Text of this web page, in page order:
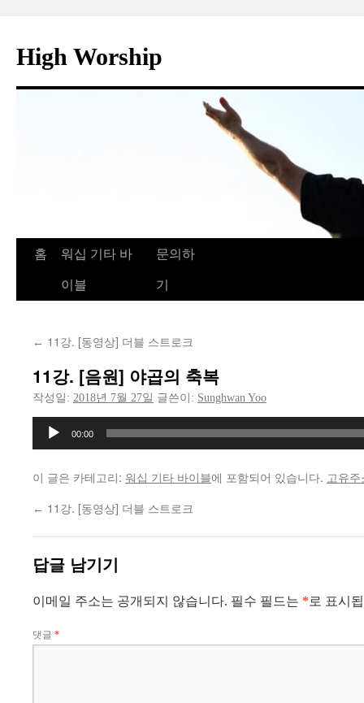
츠
로
High Worship
홈 워십 기타 바
이블
문의하
기
← 11강. [동영상] 더블 스트로크
11강. [음원] 야곱의 축복
작성일: 2018년 7월 27일 글쓴이: Sunghwan Yoo
플
00:00
이 글은 카테고리: 워십 기타 바이블에 포함되어 있습니다. 고유
← 11강. [동영상] 더블 스트로크
답글 남기기
이메일 주소는 공개되지 않습니다. 필수 필드는 * 로 표시
댓글 *